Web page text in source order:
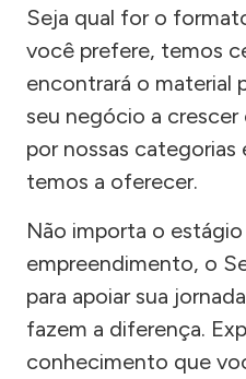
Seja qual for o
você prefere, temos
encontrará o material
seu negócio a crescer
por nossas categorias
temos a oferecer.
Não importa o
empreendimento, o
para apoiar sua
fazem a diferença.
conhecimento que